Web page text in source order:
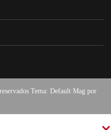
Tema: Default Mag por